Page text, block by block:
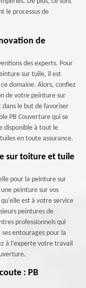
le processus de
de
des experts. Pour
sur tuile, il est
domaine. Alors, confiez
de votre peinture sur
le but de favoriser
PB Couverture qui se
disponible à tout le
en toute assurance.
sur toiture et tuile
pour la peinture sur
peinture sur vos
est à votre service
peintures de
professionnels qui
entourages pour la
à l’experte votre travail
: PB